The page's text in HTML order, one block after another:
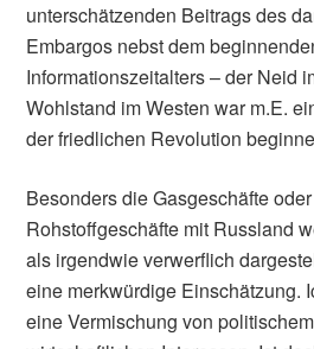
unterschätzenden Beitrags des
Embargos nebst dem
Informationszeitalters – der Neid
Wohlstand im Westen war m.E.
der friedlichen Revolution
Besonders die Gasgeschäfte
Rohstoffgeschäfte mit Russland
als irgendwie verwerflich
eine merkwürdige Einschätzung.
eine Vermischung von